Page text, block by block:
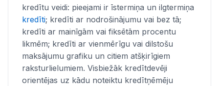
kredītu veidi: pieejami ir īstermiņa un ilgtermiņa
kredīti; kredīti ar nodrošinājumu vai bez tā;
kredīti ar mainīgām vai fiksētām procentu
likmēm; kredīti ar vienmērīgu vai dilstošu
maksājumu grafiku un citiem atšķirīgiem
raksturlielumiem. Visbiežāk kredītdevēji
orientējas uz kādu noteiktu kredītņēmēju